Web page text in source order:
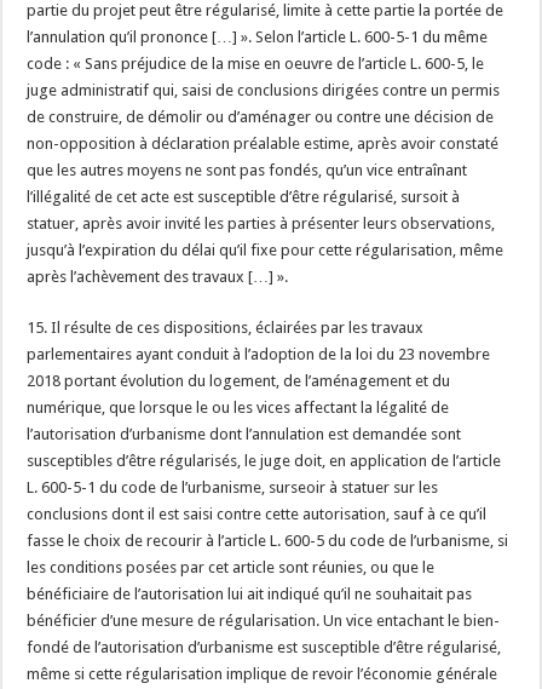
partie du projet peut être régularisé, limite à cette partie la portée de
l’annulation qu’il prononce […] ». Selon l’article L. 600-5-1 du même
code : « Sans préjudice de la mise en oeuvre de l’article L. 600-5, le
juge administratif qui, saisi de conclusions dirigées contre un permis
de construire, de démolir ou d’aménager ou contre une décision de
non-opposition à déclaration préalable estime, après avoir constaté
que les autres moyens ne sont pas fondés, qu’un vice entraînant
l’illégalité de cet acte est susceptible d’être régularisé, sursoit à
statuer, après avoir invité les parties à présenter leurs observations,
jusqu’à l’expiration du délai qu’il fixe pour cette régularisation, même
après l’achèvement des travaux […] ».
15. Il résulte de ces dispositions, éclairées par les travaux
parlementaires ayant conduit à l’adoption de la loi du 23 novembre
2018 portant évolution du logement, de l’aménagement et du
numérique, que lorsque le ou les vices affectant la légalité de
l’autorisation d’urbanisme dont l’annulation est demandée sont
susceptibles d’être régularisés, le juge doit, en application de l’article
L. 600-5-1 du code de l’urbanisme, surseoir à statuer sur les
conclusions dont il est saisi contre cette autorisation, sauf à ce qu’il
fasse le choix de recourir à l’article L. 600-5 du code de l’urbanisme, si
les conditions posées par cet article sont réunies, ou que le
bénéficiaire de l’autorisation lui ait indiqué qu’il ne souhaitait pas
bénéficier d’une mesure de régularisation. Un vice entachant le bien-
fondé de l’autorisation d’urbanisme est susceptible d’être régularisé,
même si cette régularisation implique de revoir l’économie générale